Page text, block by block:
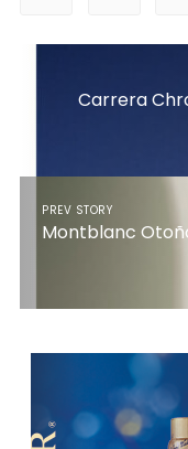
Carrera
PREV STORY
Montblanc